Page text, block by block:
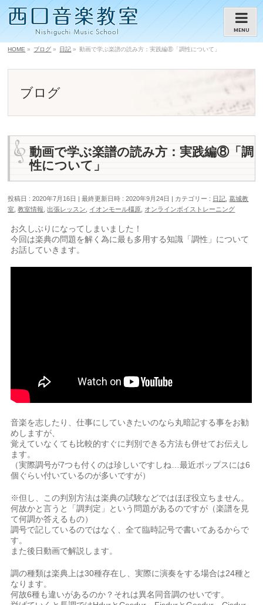
MENU
HOME » ブログ » 日記 » 動画で学ぶ楽譜の読み方：実践編⑧「調性について」
ブログ
動画で学ぶ楽譜の読み方：実践編⑧「調
性について」
投稿日 : 2020年7月16日 最終更新日時 : 2020年9月24日 カテゴリー : 日記 ,葛城教
室 ,教室情報 ,出張レッスン イオンモール橿原 オンラインボイストレーニング
お久しぶりになってしまいました！
今回は楽典の問題を解く為に最も多用する知識「調性」について
お話していきます。
音楽を志したり、仕事にしていきたいのなら丸暗記する事をお勧
めしますが、
覚えていなくても比較的すぐに判別できる方法も併せてお伝えし
ます。
（実際調号が7つも付くのは珍しいですしね…最近ポップスには6
個ぐらい付いているのが多いですが）
※但し、この判別方法は楽典の試験などではほぼ役立ちません。
何故かと言うと「調判定」という問題があるのですが（楽譜を見
て何調か答えるもの）
調号で記しているのではなく、全て臨時記号で書いてあるからで
す。
また後日動画で解説します。
調の種類は楽典上は30種存在し、実際に演奏をする場合は24種と
なります。
何故6種も違いがあるのか？それは異名同音調のせいです。